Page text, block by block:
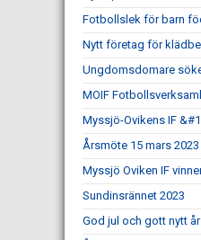
Fotbollslek för barn
Nytt företag för
Ungdomsdomare
MOIF
Myssjö-Ovikens IF
Årsmöte 15 mars 2023
Myssjö Oviken IF
Sundinsrännet 2023
God jul och gott nytt år